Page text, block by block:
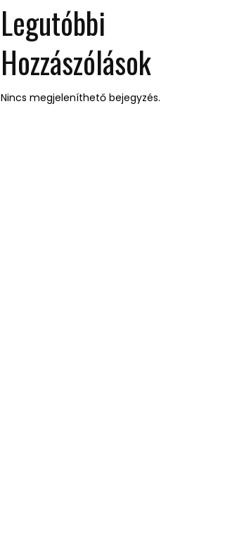
Legutóbbi
Hozzászólások
Nincs megjeleníthető bejegyzés.